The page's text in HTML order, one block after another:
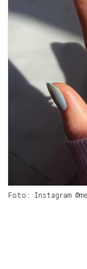
Foto: Instagram